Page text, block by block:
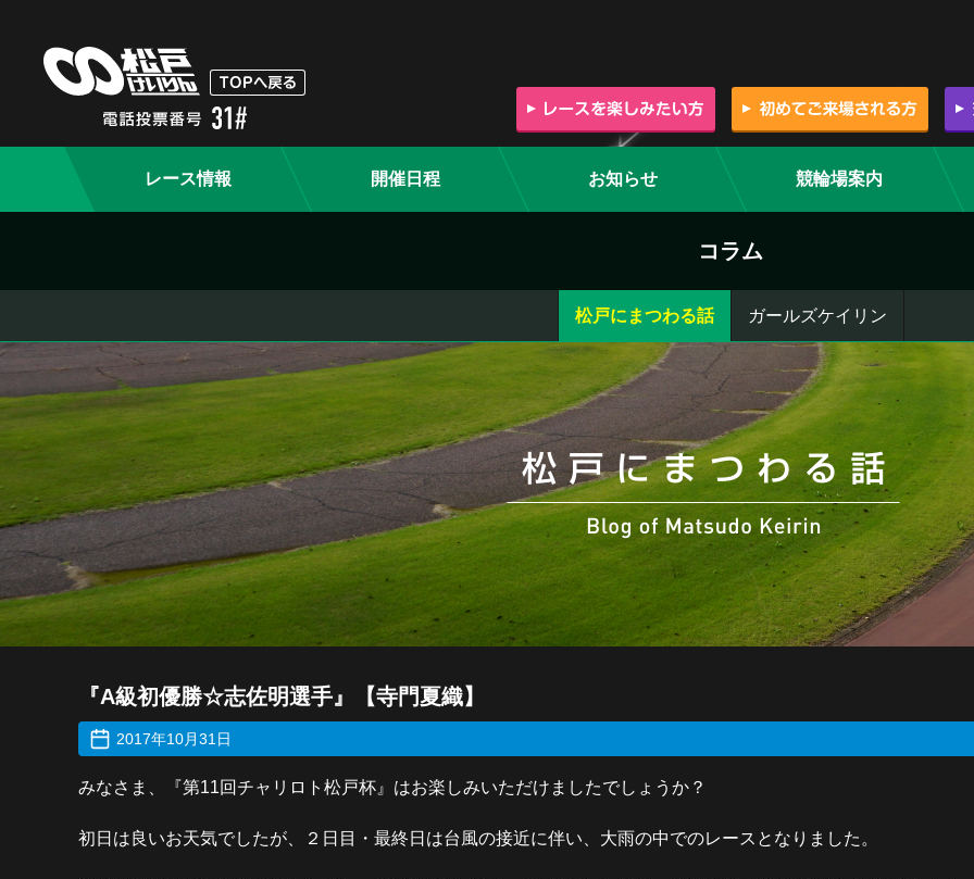
レース情報 開催日程 お知らせ 競輪場案内
コラム
松戸にまつわる話 ガールズケイリン
『A級初優勝☆志佐明選手』【寺門夏織】
2017年10月31日
みなさま、『第11回チャリロト松戸杯』はお楽しみいただけましたでしょうか？
初日は良いお天気でしたが、２日目・最終日は台風の接近に伴い、大雨の中でのレースとなりました。